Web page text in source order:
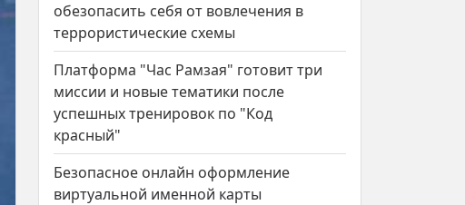
обезопасить себя от вовлечения в
террористические схемы
Платформа "Час Рамзая" готовит три
миссии и новые тематики после
успешных тренировок по "Код
красный"
Безопасное онлайн оформление
виртуальной именной карты